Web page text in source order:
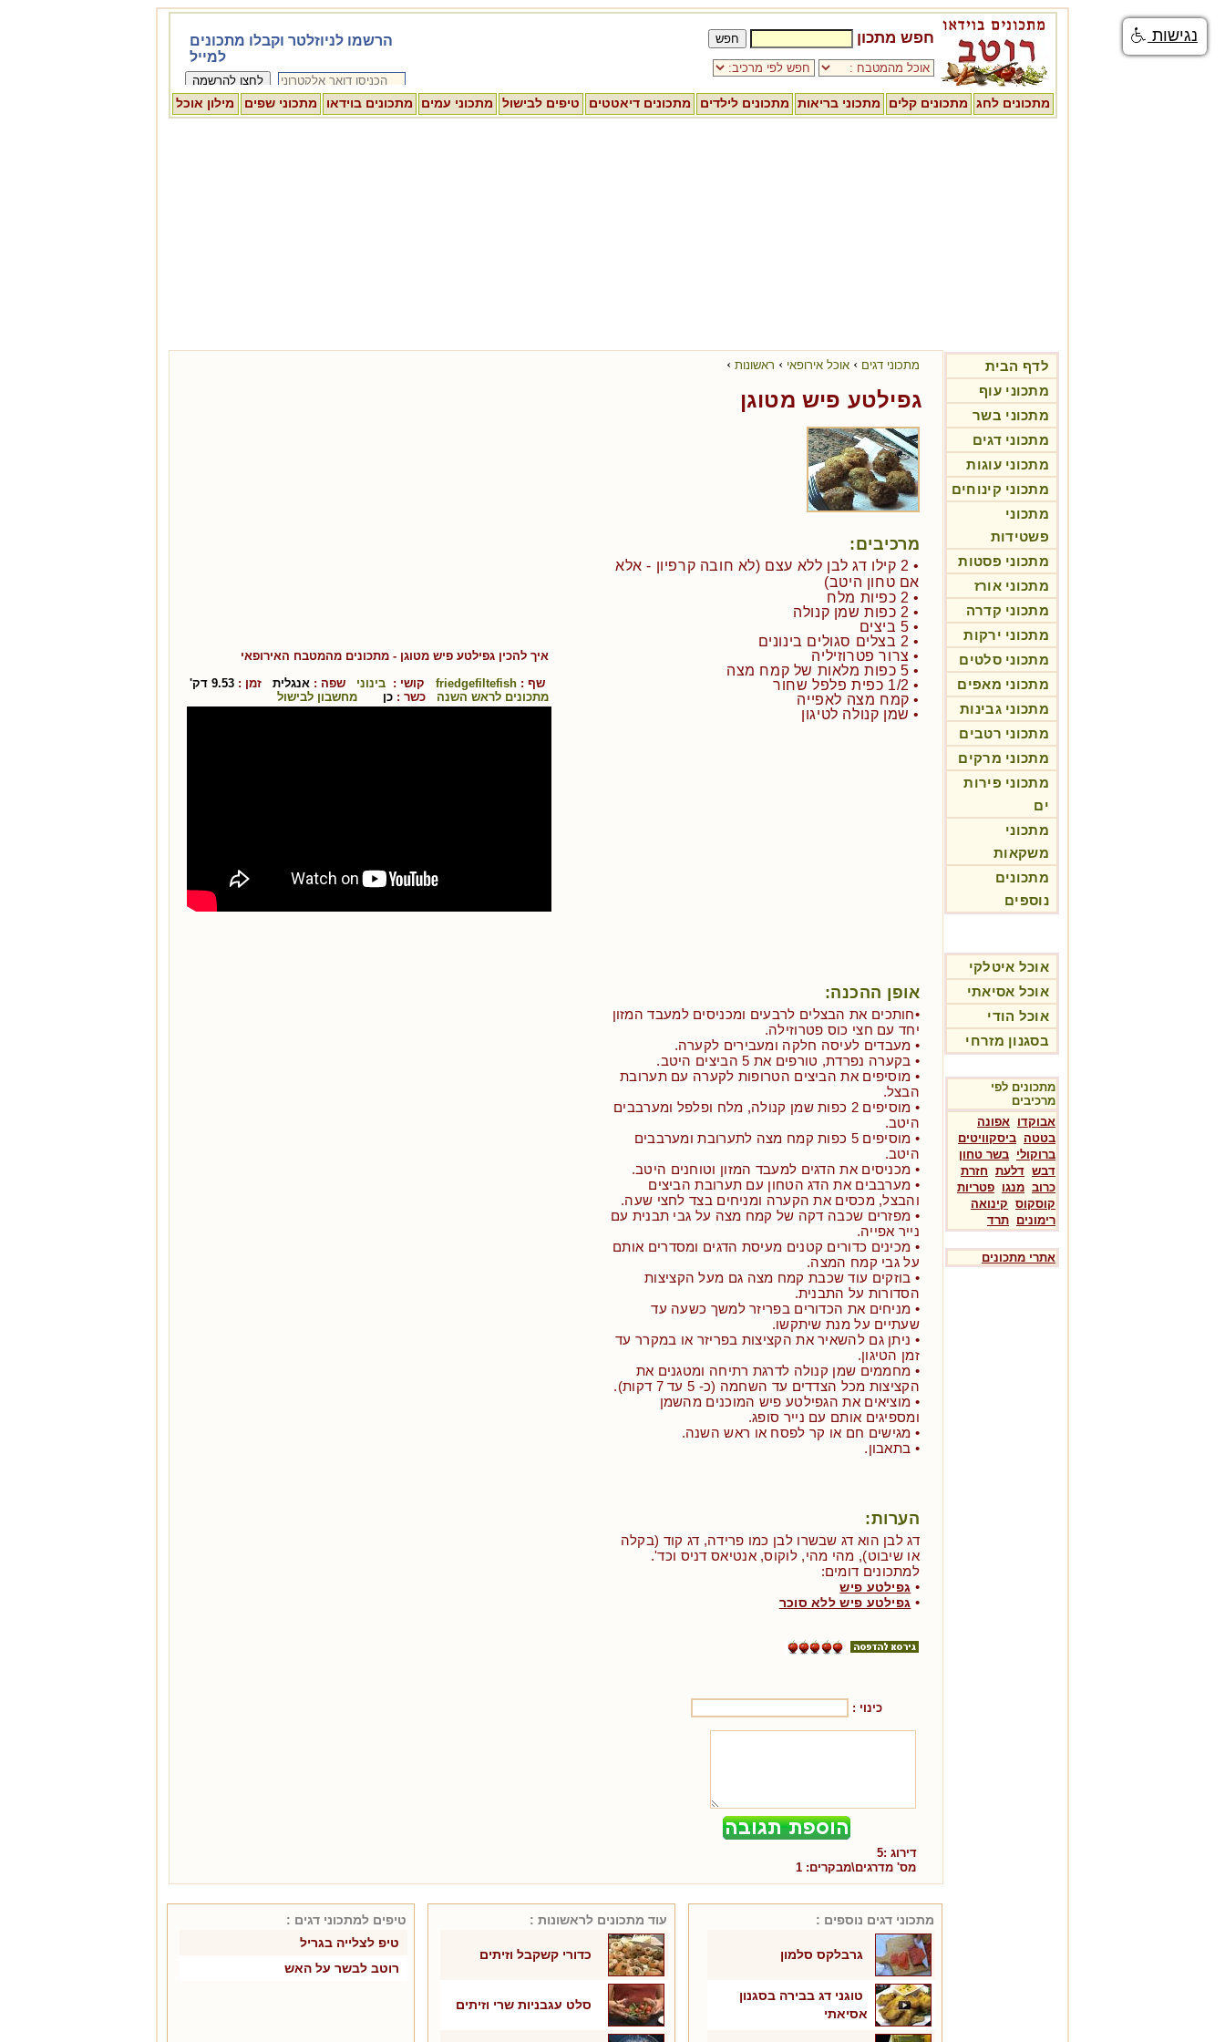
חפש מתכון
מתכונים לחג מתכונים קלים מתכוני בריאות מתכונים לילדים מתכונים דיאטטים טיפים לבישול מתכוני עמים מתכונים בוידאו מתכוני שפים מילון אוכל
לדף הבית
מתכוני עוף
מתכוני בשר
מתכוני דגים
מתכוני עוגות
מתכוני קינוחים
מתכוני
פשטידות
מתכוני פסטות
מתכוני אורז
מתכוני קדרה
מתכוני ירקות
מתכוני סלטים
מתכוני מאפים
מתכוני גבינות
מתכוני רטבים
מתכוני מרקים
מתכוני פירות
ים
מתכוני
משקאות
מתכונים
נוספים
אוכל איטלקי
אוכל אסיאתי
אוכל הודי
בסגנון מזרחי
מתכונים לפי
מרכיבים
אבוקדו אפונה
בטטה ביסקוויטים
ברוקולי בשר טחון
דבש דלעת חזרת
כרוב מנגו פטריות
קוסקוס קינואה
רימונים תרד
אתרי מתכונים
מתכוני דגים › אוכל אירופאי › ראשונות ›
גפילטע פיש מטוגן
מרכיבים:
• 2 קילו דג לבן ללא עצם (לא חובה קרפיון - אלא
אם טחון היטב)
• 2 כפיות מלח
• 2 כפות שמן קנולה
• 5 ביצים
• 2 בצלים סגולים בינונים
• צרור פטרוזיליה
• 5 כפות מלאות של קמח מצה
• 1/2 כפית פלפל שחור
• קמח מצה לאפייה
• שמן קנולה לטיגון
אופן ההכנה:
•חותכים את הבצלים לרבעים ומכניסים למעבד המזון
יחד עם חצי כוס פטרוזילה.
• מעבדים לעיסה חלקה ומעבירים לקערה.
• בקערה נפרדת, טורפים את 5 הביצים היטב.
• מוסיפים את הביצים הטרופות לקערה עם תערובת
הבצל.
• מוסיפים 2 כפות שמן קנולה, מלח ופלפל ומערבבים
היטב.
• מוסיפים 5 כפות קמח מצה לתערובת ומערבבים
היטב.
• מכניסים את הדגים למעבד המזון וטוחנים היטב.
• מערבבים את הדג הטחון עם תערובת הביצים
והבצל, מכסים את הקערה ומניחים בצד לחצי שעה.
• מפזרים שכבה דקה של קמח מצה על גבי תבנית עם
נייר אפייה.
• מכינים כדורים קטנים מעיסת הדגים ומסדרים אותם
על גבי קמח המצה.
• בוזקים עוד שכבת קמח מצה גם מעל הקציצות
הסדורות על התבנית.
• מניחים את הכדורים בפריזר למשך כשעה עד
שעתיים על מנת שיתקשו.
• ניתן גם להשאיר את הקציצות בפריזר או במקרר עד
זמן הטיגון.
• מחממים שמן קנולה לדרגת רתיחה ומטגנים את
הקציצות מכל הצדדים עד השחמה (כ- 5 עד 7 דקות).
• מוציאים את הגפילטע פיש המוכנים מהשמן
ומספיגים אותם עם נייר סופג.
• מגישים חם או קר לפסח או ראש השנה.
• בתאבון.
הערות:
דג לבן הוא דג שבשרו לבן כמו פרידה, דג קוד (בקלה
או שיבוט), מהי מהי, לוקוס, אנטיאס דניס וכד'.
למתכונים דומים:
• גפילטע פיש
• גפילטע פיש ללא סוכר
כינוי :
דירוג :5
מס' מדרגים\מבקרים: 1
איך להכין גפילטע פיש מטוגן - מתכונים מהמטבח האירופאי
שף : friedgefiltefish קושי : בינוני שפה : אנגלית זמן : 9.53 דק'
מתכונים לראש השנה
כשר : כן מחשבון לבישול
מתכוני דגים נוספים :
גרבלקס סלמון
טוגני דג בבירה בסגנון
אסיאתי
עוד מתכונים לראשונות :
כדורי קשקבל וזיתים
סלט עגבניות שרי וזיתים
טיפים למתכוני דגים :
טיפ לצלייה בגריל
רוטב לבשר על האש
נגישות